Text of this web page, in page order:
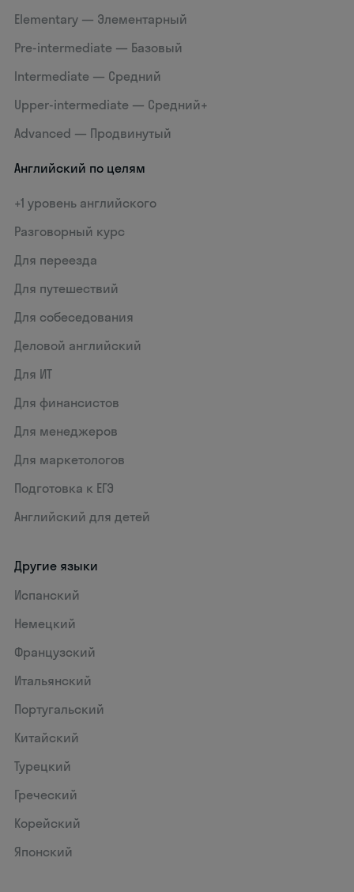
Elementary — Элементарный
Pre-intermediate — Базовый
Intermediate — Средний
Upper-intermediate — Средний+
Advanced — Продвинутый
Английский по целям
+1 уровень английского
Разговорный курс
Для переезда
Для путешествий
Для собеседования
Деловой английский
Для ИТ
Для финансистов
Для менеджеров
Для маркетологов
Подготовка к ЕГЭ
Английский для детей
Другие языки
Испанский
Немецкий
Французский
Итальянский
Португальский
Китайский
Турецкий
Греческий
Корейский
Японский